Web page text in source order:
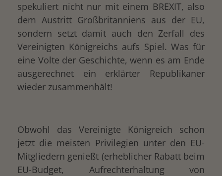
spekuliert nicht nur mit einem BREXIT, also
dem Austritt Großbritanniens aus der EU,
sondern setzt damit auch den Zerfall des
Vereinigten Königreichs aufs Spiel. Was für
eine Volte der Geschichte, wenn es am Ende
ausgerechnet ein erklärter Republikaner
wieder zusammenhält!
Obwohl das Vereinigte Königreich schon
jetzt die meisten Privilegien unter den EU-
Mitgliedern genießt (erheblicher Rabatt beim
EU-Budget, Aufrechterhaltung von
drucken